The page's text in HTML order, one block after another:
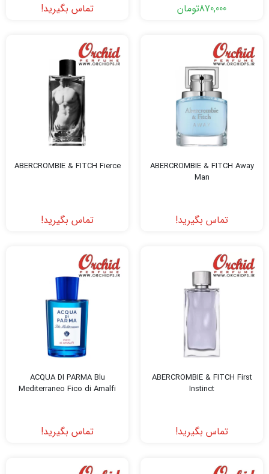
870,000تومان تماس بگیرید!
ABERCROMBIE & FITCH Away
Man
تماس بگیرید!
ABERCROMBIE & FITCH Fierce
تماس بگیرید!
ABERCROMBIE & FITCH First
Instinct
تماس بگیرید!
ACQUA DI PARMA Blu
Mediterraneo Fico di Amalfi
تماس بگیرید!